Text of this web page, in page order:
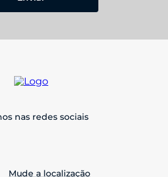
nas redes sociais
Mude a localização